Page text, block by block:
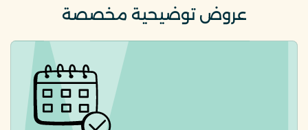
عروض توضيحية مخصصة